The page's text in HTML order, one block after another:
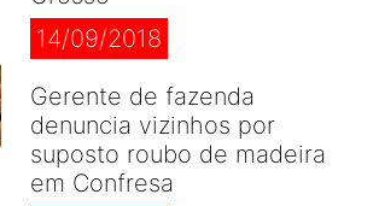
14/09/2018
Gerente de fazenda
denuncia vizinhos por
suposto roubo de madeira
em Confresa